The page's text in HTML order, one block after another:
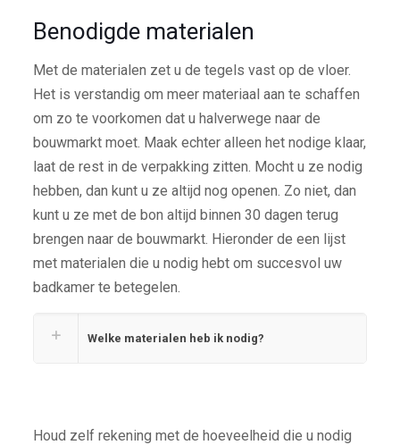
Benodigde materialen
Met de materialen zet u de tegels vast op de vloer.
Het is verstandig om meer materiaal aan te schaffen
om zo te voorkomen dat u halverwege naar de
bouwmarkt moet. Maak echter alleen het nodige klaar,
laat de rest in de verpakking zitten. Mocht u ze nodig
hebben, dan kunt u ze altijd nog openen. Zo niet, dan
kunt u ze met de bon altijd binnen 30 dagen terug
brengen naar de bouwmarkt. Hieronder de een lijst
met materialen die u nodig hebt om succesvol uw
badkamer te betegelen.
Welke materialen heb ik nodig?
Houd zelf rekening met de hoeveelheid die u nodig